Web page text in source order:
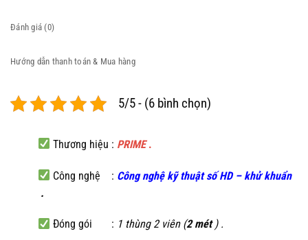
Đánh giá (0)
Hướng dẫn thanh toán & Mua hàng
5/5 - (6 bình chọn)
Thương hiệu : PRIME.
Công nghệ : Công nghệ kỹ thuật số HD – khử khuẩn
.
Đóng gói : 1 thùng 2 viên (2 mét) .